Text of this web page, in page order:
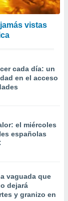
vistas
cada día: un
en el acceso
el miércoles
españolas
vaguada que
dejará
y granizo en